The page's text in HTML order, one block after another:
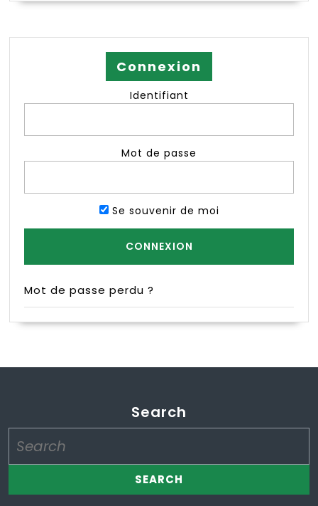
Connexion
Identifiant
Mot de passe
Se souvenir de moi
Mot de passe perdu ?
Search
for: